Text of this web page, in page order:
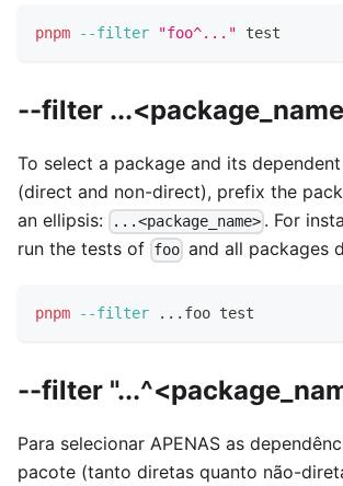
pnpm --filter "foo^..." test
--filter
To select a package and its
(direct and non-direct), prefix the
an ellipsis:
...<package_name> . For
run the tests of foo and all packages
pnpm --filter .. .foo test
--filter
Para selecionar APENAS as
pacote (tanto diretas quanto não-